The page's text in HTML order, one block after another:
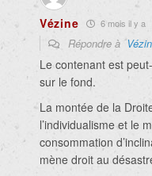
Vézine 6 mois il y a
Répondre à
Le contenant est
sur le fond.
La montée de la
l’individualisme et le
consommation
mène droit au